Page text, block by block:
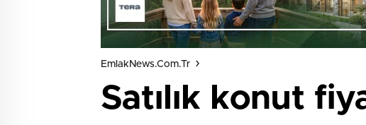
EmlakNews.com.tr
Satılık konut